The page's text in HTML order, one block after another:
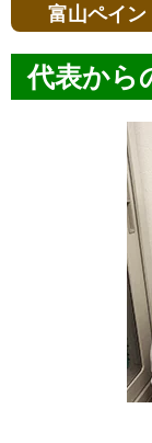
富山ペイン
代表から